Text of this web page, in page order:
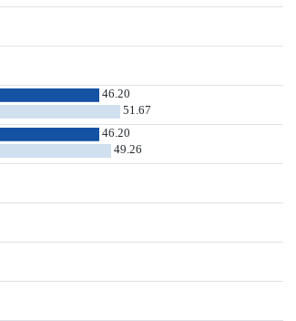
46.20
51.67
46.20
49.26